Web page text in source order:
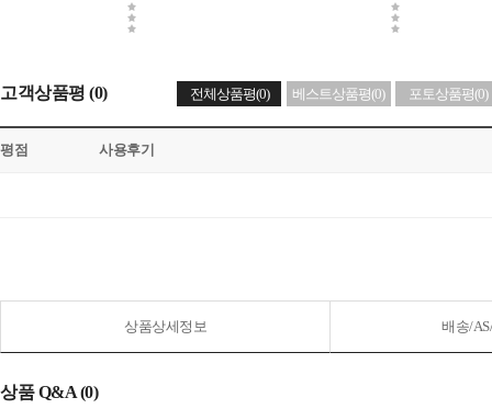
고객상품평 (0) 전체상품평(0) 베스트상품평(0) 포토상품평(0)
평점 사용후기
상품상세정보 배송/
상품 Q&A (0)